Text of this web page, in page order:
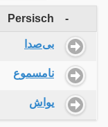
Persisch -
بی‌صدا
نامسموع
یواش